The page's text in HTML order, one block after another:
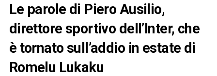
Le parole di Piero Ausilio,
direttore sportivo dell’Inter, che
è tornato sull’addio in estate di
Romelu Lukaku